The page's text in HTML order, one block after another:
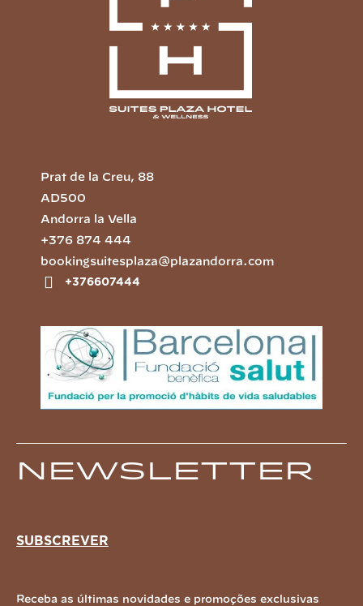
Prat de la Creu, 88
AD500
Andorra la Vella
+376 874 444
bookingsuitesplaza@plazandorra.com
+376607444
Newsletter
SUBSCREVER
Receba as últimas novidades e promoções exclusivas